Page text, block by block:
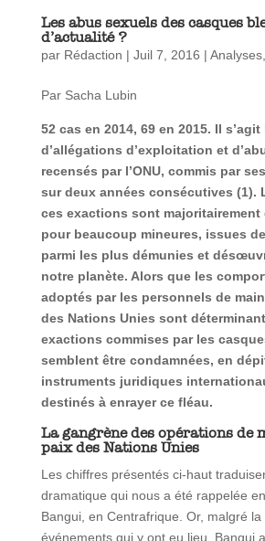
Les abus sexuels des casques
d’actualité ?
par Rédaction | Juil 7, 2016 | Analyses,
Par Sacha Lubin
52 cas en 2014, 69 en 2015. Il
d’allégations d’exploitation et
recensés par l’ONU, commis par
sur deux années consécutives (1).
ces exactions sont majoritairement
pour beaucoup mineures, issues
parmi les plus démunies et
notre planète. Alors que les
adoptés par les personnels de
des Nations Unies sont
exactions commises par les
semblent être condamnées, en
instruments juridiques
destinés à enrayer ce fléau.
La gangrène des opérations de
paix des Nations Unies
Les chiffres présentés ci-haut
dramatique qui nous a été rappelée
Bangui, en Centrafrique. Or, malgré
événements qui y ont eu lieu, Bangui